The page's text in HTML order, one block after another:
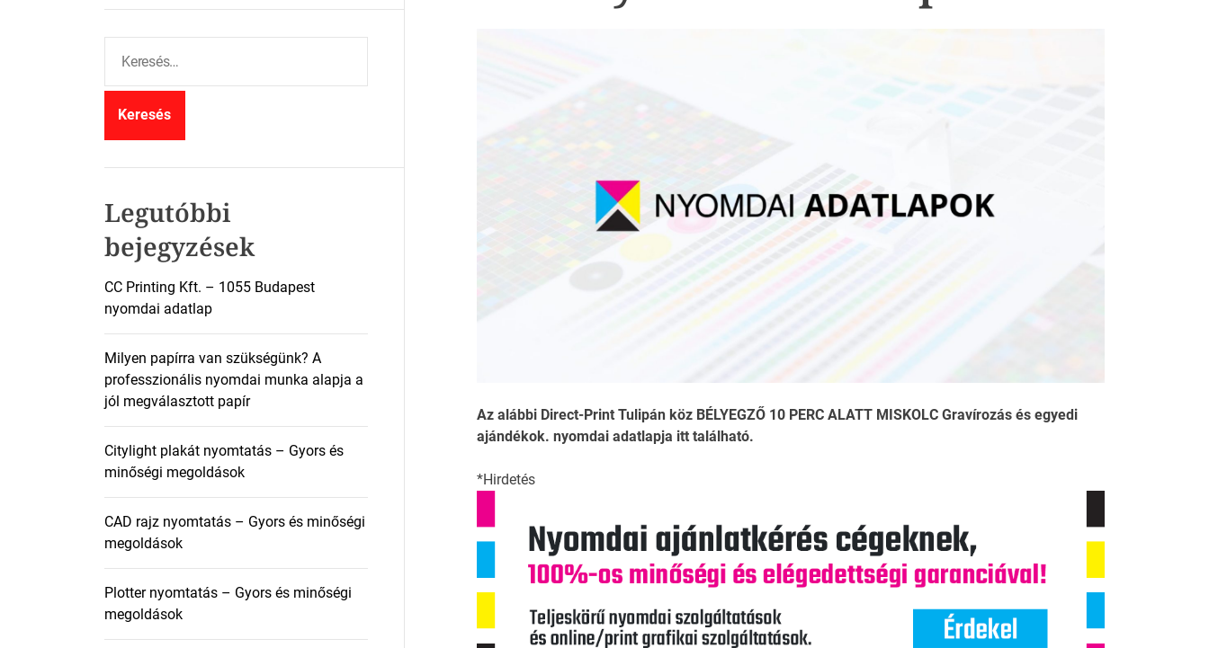
Az alábbi Direct-Print Tulipán köz BÉLYEGZŐ 10 PERC ALATT MISKOLC Gravírozás és egyedi
ajándékok. nyomdai adatlapja itt található.
*Hirdetés
r
Legutóbbi
bejegyzések
CC Printing Kft. – 1055 Budapest
nyomdai adatlap
Milyen papírra van szükségünk? A
professzionális nyomdai munka alapja a
jól megválasztott papír
Citylight plakát nyomtatás – Gyors és
minőségi megoldások
CAD rajz nyomtatás – Gyors és minőségi
megoldások
Plotter nyomtatás – Gyors és minőségi
megoldások